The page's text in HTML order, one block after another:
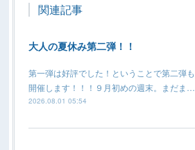
関連記事
大人の夏休み第二弾！！
第一弾は好評でした！ということで第二弾も
開催します！！！９月初めの週末。まだま…
2026.08.01 05:54